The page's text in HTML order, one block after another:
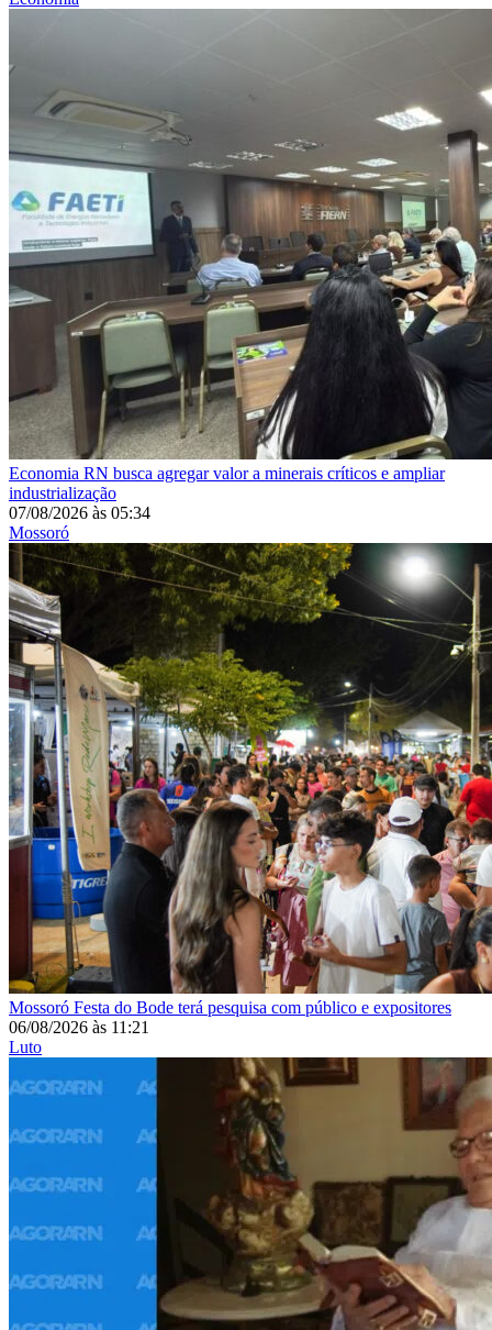
Economia RN busca agregar valor a minerais críticos e ampliar
industrialização
07/08/2026 às 05:34
Mossoró
Mossoró Festa do Bode terá pesquisa com público e expositores
06/08/2026 às 11:21
Luto